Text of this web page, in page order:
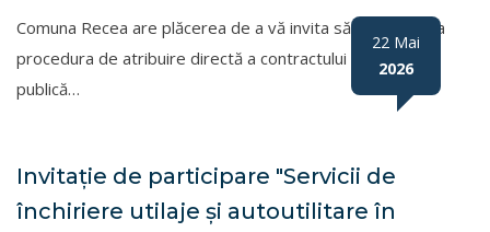
Comuna Recea are plăcerea de a vă invita să participați la
procedura de atribuire directă a contractului de achiziție
publică…
Invitație de participare "Servicii de
închiriere utilaje și autoutilitare în
22 Mai
2026